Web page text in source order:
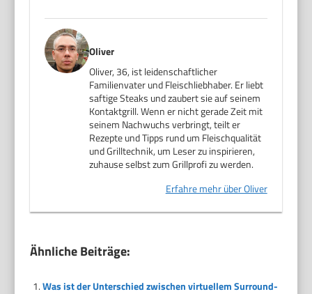
Oliver
Oliver, 36, ist leidenschaftlicher
Familienvater und Fleischliebhaber. Er liebt
saftige Steaks und zaubert sie auf seinem
Kontaktgrill. Wenn er nicht gerade Zeit mit
seinem Nachwuchs verbringt, teilt er
Rezepte und Tipps rund um Fleischqualität
und Grilltechnik, um Leser zu inspirieren,
zuhause selbst zum Grillprofi zu werden.
Erfahre mehr über Oliver
Ähnliche Beiträge:
Was ist der Unterschied zwischen virtuellem Surround-